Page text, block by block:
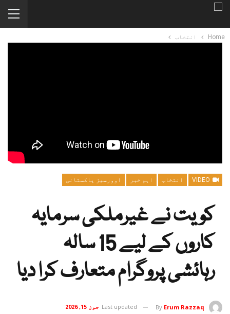
Home انتخاب
انتخاب اہم خبر اوورسیز پاکستانی
کویت نے غیرملکی سرمایہ
کاروں کے لیے 15 سالہ
رہائشی پروگرام متعارف کرا دیا
By Erum Razzaq
Last updated جون 15, 2026